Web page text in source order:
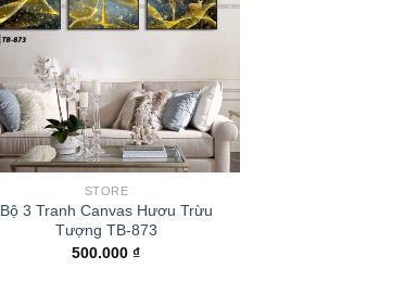
STORE
Bộ 3 Tranh Canvas Hươu Trừu
Tượng TB-873
500.000₫